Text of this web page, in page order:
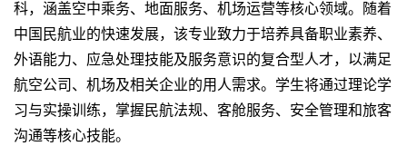
科，涵盖空中乘务、地面服务、机场运营等核心领域。随着
中国民航业的快速发展，该专业致力于培养具备职业素养、
外语能力、应急处理技能及服务意识的复合型人才，以满足
航空公司、机场及相关企业的用人需求。学生将通过理论学
习与实操训练，掌握民航法规、客舱服务、安全管理和旅客
沟通等核心技能。